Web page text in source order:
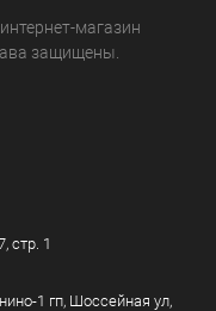
магазин
защищены.
стр. 1
1 гп, Шоссейная ул,